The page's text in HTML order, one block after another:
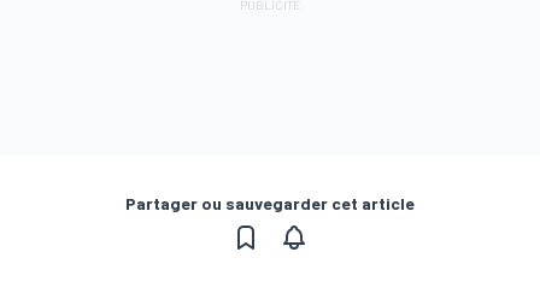
Partager ou sauvegarder cet article